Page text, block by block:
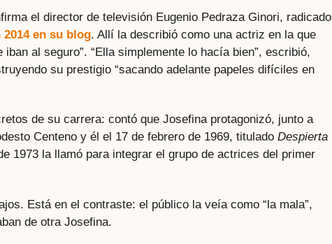
el director de televisión Eugenio Pedraza Ginori, radicado
en su blog. Allí la describió como una actriz en la que
al seguro”. “Ella simplemente lo hacía bien”, escribió,
su prestigio “sacando adelante papeles difíciles en
de su carrera: contó que Josefina protagonizó, junto a
Centeno y él el 17 de febrero de 1969, titulado Despierta
1973 la llamó para integrar el grupo de actrices del primer
Está en el contraste: el público la veía como “la mala”,
de otra Josefina.